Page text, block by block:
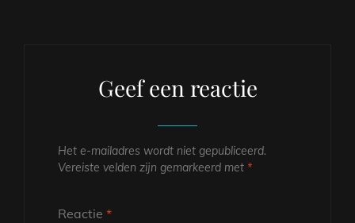
Geef een reactie
Het e-mailadres wordt niet gepubliceerd.
Vereiste velden zijn gemarkeerd met *
Reactie *